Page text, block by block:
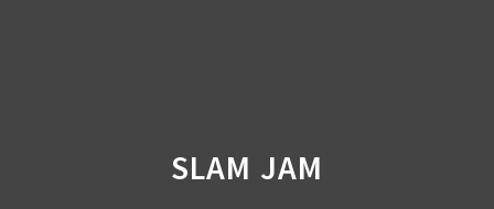
SLAM JAM